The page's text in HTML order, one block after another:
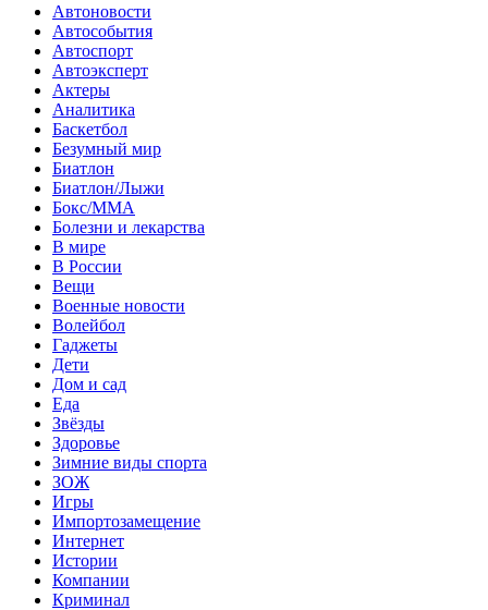
Автоновости
Автособытия
Автоспорт
Автоэксперт
Актеры
Аналитика
Баскетбол
Безумный мир
Биатлон
Биатлон/Лыжи
Бокс/MMA
Болезни и лекарства
В мире
В России
Вещи
Военные новости
Волейбол
Гаджеты
Дети
Дом и сад
Еда
Звёзды
Здоровье
Зимние виды спорта
ЗОЖ
Игры
Импортозамещение
Интернет
Истории
Компании
Криминал